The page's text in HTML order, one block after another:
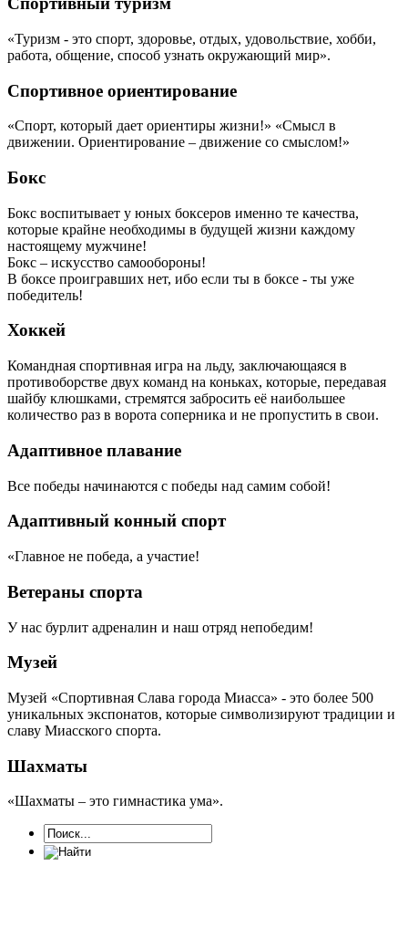
«Туризм - это спорт, здоровье, отдых, удовольствие, хобби,
работа, общение, способ узнать окружающий мир».
Спортивное ориентирование
«Спорт, который дает ориентиры жизни!» «Смысл в
движении. Ориентирование – движение со смыслом!»
Бокс
Бокс воспитывает у юных боксеров именно те качества,
которые крайне необходимы в будущей жизни каждому
настоящему мужчине!
Бокс – искусство самообороны!
В боксе проигравших нет, ибо если ты в боксе - ты уже
победитель!
Хоккей
Командная спортивная игра на льду, заключающаяся в
противоборстве двух команд на коньках, которые, передавая
шайбу клюшками, стремятся забросить её наибольшее
количество раз в ворота соперника и не пропустить в свои.
Адаптивное плавание
Все победы начинаются с победы над самим собой!
Адаптивный конный спорт
«Главное не победа, а участие!
Ветераны спорта
У нас бурлит адреналин и наш отряд непобедим!
Музей
Музей «Спортивная Слава города Миасса» - это более 500
уникальных экспонатов, которые символизируют традиции и
славу Миасского спорта.
Шахматы
«Шахматы – это гимнастика ума».